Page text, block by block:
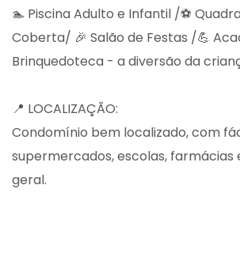
🏊 Piscina Adulto e Infantil /⚽
Coberta/ 🎉 Salão de Festas /💪
Brinquedoteca - a diversão da
📍 LOCALIZAÇÃO:
Condomínio bem localizado, com
supermercados, escolas,
geral.